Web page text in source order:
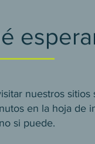
nuestros sitios
en la hoja de
si puede.